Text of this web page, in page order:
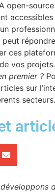
open-source
ces
vos projets.
premier ?
sur
secteurs.